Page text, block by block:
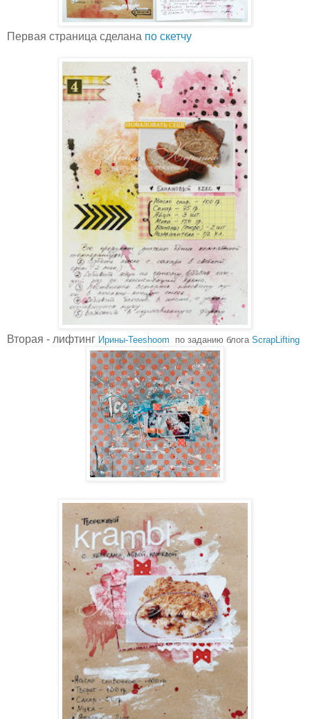
Первая страница сделана по скетчу
Вторая - лифтинг Ирины-Teeshoom по заданию блога ScrapLifting